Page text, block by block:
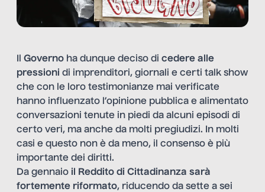
Governo ha dunque deciso di cedere alle
pressioni di imprenditori, giornali e certi talk show
che con le loro testimonianze mai verificate
hanno influenzato l’opinione pubblica e alimentato
conversazioni tenute in piedi da alcuni episodi di
certo veri, ma anche da molti pregiudizi. In molti
casi e questo non è da meno, il consenso è più
importante dei diritti.
Da gennaio il Reddito di Cittadinanza sarà
fortemente riformato, riducendo da sette a sei